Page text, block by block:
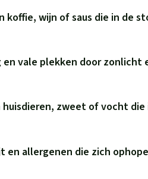
koffie, wijn of saus die in de
en vale plekken door zonlicht
huisdieren, zweet of vocht
en allergenen die zich